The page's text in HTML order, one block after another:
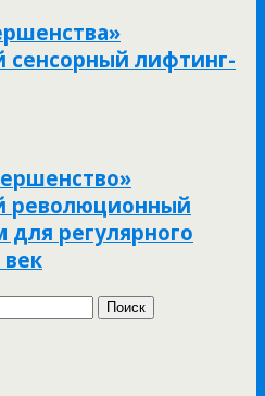
сенсорный лифтинг-
революционный
для регулярного